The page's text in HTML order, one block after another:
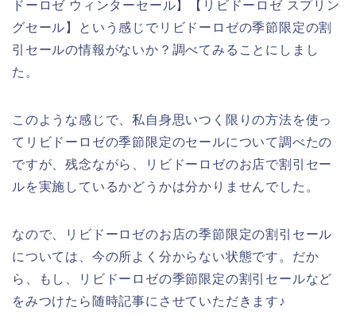
ドーロゼ ウィンターセール】【リビドーロゼ スプリン
グセール】という感じでリビドーロゼの季節限定の割
引セールの情報がないか？調べてみることにしまし
た。
このような感じで、私自身思いつく限りの方法を使っ
てリビドーロゼの季節限定のセールについて調べたの
ですが、残念ながら、リビドーロゼのお店で割引セー
ルを実施しているかどうかは分かりませんでした。
なので、リビドーロゼのお店の季節限定の割引セール
については、今の所よく分からない状態です。だか
ら、もし、リビドーロゼの季節限定の割引セールなど
をみつけたら随時記事にさせていただきます♪